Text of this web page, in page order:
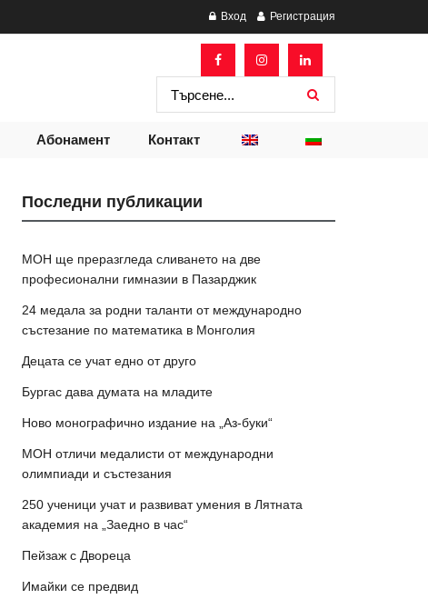
Вход Регистрация
Абонамент Контакт
Последни публикации
МОН ще преразгледа сливането на две
професионални гимназии в Пазарджик
24 медала за родни таланти от международно
състезание по математика в Монголия
Децата се учат едно от друго
Бургас дава думата на младите
Ново монографично издание на „Аз-буки“
МОН отличи медалисти от международни
олимпиади и състезания
250 ученици учат и развиват умения в Лятната
академия на „Заедно в час“
Пейзаж с Двореца
Имайки се предвид